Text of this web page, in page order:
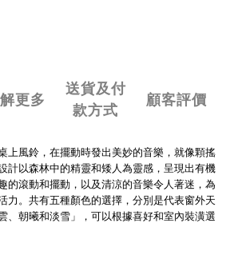
更多
送貨及付
款方式
顧客評價
上風鈴，在擺動時發出美妙的音樂，就像顆搖
計以森林中的精靈和矮人為靈感，呈現出有機
的滾動和擺動，以及清涼的音樂令人著迷，為
力。共有五種顏色的選擇，分別是代表窗外天
、朝曦和淡雪」，可以根據喜好和室內裝潢選